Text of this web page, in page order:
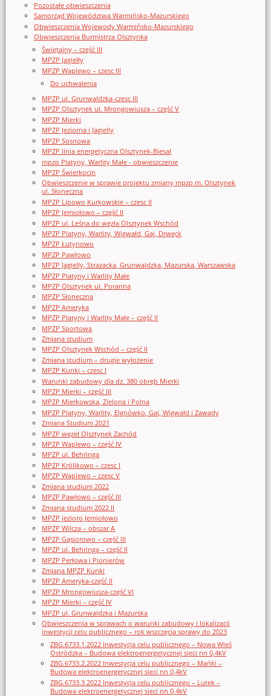
Pozostałe obwieszczenia
Samorząd Województwa Warmińsko-Mazurskiego
Obwieszczenia Wojewody Warmińsko-Mazurskiego
Obwieszczenia Burmistrza Olsztynka
Świętajny – część III
MPZP Jagiełły
MPZP Waplewo – czesc III
Do uchwalenia
MPZP ul. Grunwaldzka-czesc III
MPZP Olsztynek ul. Mrongowiusza – część V
MPZP Mierki
MPZP Jeziorna i Jagielly
MPZP Sosnowa
MPZP linia energetyczna Olsztynek-Biesal
mpzp Platyny, Warlity Małe - obwieszczenie
MPZP Świerkocin
Obwieszczenie w sprawie projektu zmiany mpzp m. Olsztynek
ul. Słoneczna
MPZP Lipowo Kurkowskie – czesc II
MPZP Jemiołowo – część II
MPZP ul. Leśna do węzła Olsztynek Wschód
MPZP Platyny, Warlity, Wigwałd, Gaj, Drwęck
MPZP Łutynowo
MPZP Pawłowo
MPZP Jagielly, Strazacka, Grunwaldzka, Mazurska, Warszawska
MPZP Platyny i Warlity Małe
MPZP Olsztynek ul. Poranna
MPZP Słoneczna
MPZP Ameryka
MPZP Platyny i Warlity Małe – część II
MPZP Sportowa
Zmiana studium
MPZP Olsztynek Wschód – część II
Zmiana studium – drugie wyłożenie
MPZP Kunki – czesc I
Warunki zabudowy dla dz. 380 obręb Mierki
MPZP Mierki – część III
MPZP Mierkowska, Zielona i Polna
MPZP Platyny, Warlity, Elgnówko, Gaj, Wigwałd i Zawady
Zmiana Studium 2021
MPZP węzeł Olsztynek Zachód
MPZP Waplewo – część IV
MPZP ul. Behringa
MPZP Królikowo – czesc I
MPZP Waplewo – czesc V
Zmiana studium 2022
MPZP Pawłowo – część III
Zmiana studium 2022 II
MPZP jezioro Jemiołowo
MPZP Wilcza – obszar A
MPZP Gąsiorowo – część III
MPZP ul. Behringa – część II
MPZP Perłowa i Pionierów
Zmiana MPZP Kunki
MPZP Ameryka-część II
MPZP Mrongowiusza-część VI
MPZP Mierki – część IV
MPZP ul. Grunwaldzka i Mazurska
Obwieszczenia w sprawach o warunki zabudowy i lokalizacji
inwestycji celu publicznego – rok wszczęcia sprawy do 2023
ZBG.6733.1.2022 Inwestycja celu publicznego – Nowa Wieś
Ostródzka – Budowa elektroenergetycznej sieci nn 0,4kV
ZBG.6733.2.2022 Inwestycja celu publicznego – Mańki –
Budowa elektroenergetycznej sieci nn 0,4kV
ZBG.6733.3.2022 Inwestycja celu publicznego – Lutek –
Budowa elektroenergetycznej sieci nn 0,4kV